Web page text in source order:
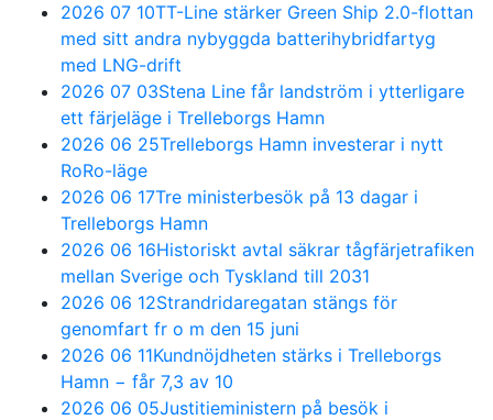
2026 07 10TT-Line stärker Green Ship 2.0-flottan
med sitt andra nybyggda batterihybridfartyg
med LNG-drift
2026 07 03Stena Line får landström i ytterligare
ett färjeläge i Trelleborgs Hamn
2026 06 25Trelleborgs Hamn investerar i nytt
RoRo-läge
2026 06 17Tre ministerbesök på 13 dagar i
Trelleborgs Hamn
2026 06 16Historiskt avtal säkrar tågfärjetrafiken
mellan Sverige och Tyskland till 2031
2026 06 12Strandridaregatan stängs för
genomfart fr o m den 15 juni
2026 06 11Kundnöjdheten stärks i Trelleborgs
Hamn − får 7,3 av 10
2026 06 05Justitieministern på besök i